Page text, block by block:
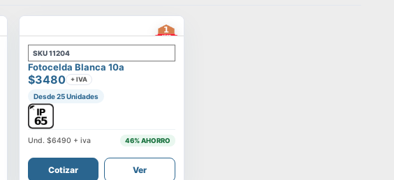
SKU11204
Fotocelda Blanca 10a
$3480 + IVA
Desde 25 Unidades
Und. $6490 + iva 46% AHORRO
Cotizar Ver